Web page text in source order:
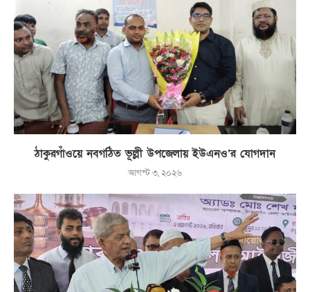
ঠাকুরগাঁওয়ে নবগঠিত ভূল্লী উপজেলায় ইউএনও’র যোগদান
আগস্ট ৩, ২০২৬